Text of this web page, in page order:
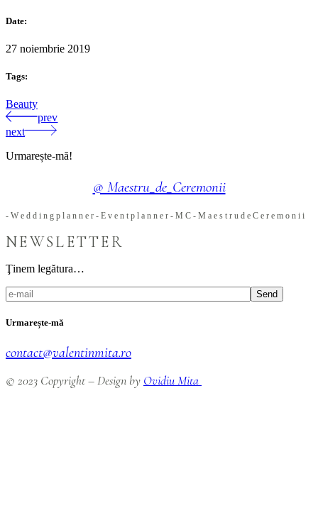
Date:
27 noiembrie 2019
Tags:
Beauty
prev
next
Urmarește-mă!
@ Maestru_de_Ceremonii
- W e d d i n g p l a n n e r - E v e n t p l a n n e r - M C - M a e s t r u d e C e r e m o n i i
NEWSLETTER
Ţinem legătura…
Send
Urmarește-mă
contact@valentinmita.ro
© 2023 Copyright – Design by Ovidiu Mita